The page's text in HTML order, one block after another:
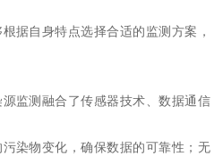
据自身特点选择合适的监测方案，
监测融合了传感器技术、数据通信
染物变化，确保数据的可靠性；无